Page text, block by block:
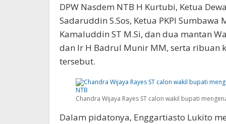
DPW Nasdem NTB H Kurtubi, Ketua
Sadaruddin S.Sos, Ketua PKPI Sumbawa
Kamaluddin ST M.Si, dan dua mantan
dan Ir H Badrul Munir MM, serta ribuan
tersebut.
Chandra Wijaya Rayes ST calon wakil bupati
Dalam pidatonya, Enggartiasto Lukito